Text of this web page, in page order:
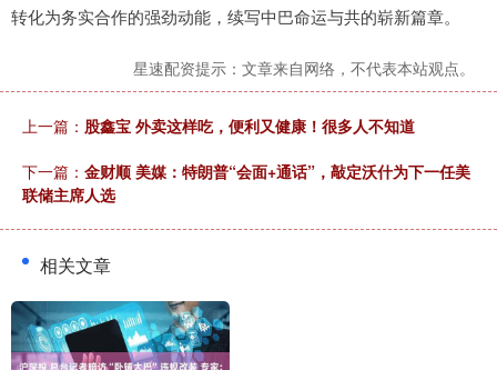
转化为务实合作的强劲动能，续写中巴命运与共的崭新篇章。
星速配资提示：文章来自网络，不代表本站观点。
上一篇： 股鑫宝 外卖这样吃，便利又健康！很多人不知道
下一篇： 金财顺 美媒：特朗普“会面+通话”，敲定沃什为下一任美
联储主席人选
相关文章